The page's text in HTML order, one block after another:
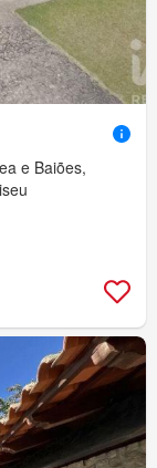
e Baiões,